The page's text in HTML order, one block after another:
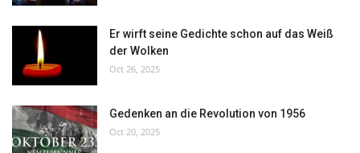
Er wirft seine Gedichte schon auf das Weiß
der Wolken
Oct 26, 2025
Gedenken an die Revolution von 1956
Oct 20, 2025